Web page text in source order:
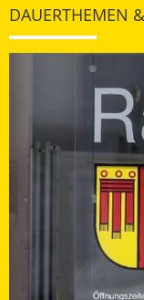
DAUERTHEMEN